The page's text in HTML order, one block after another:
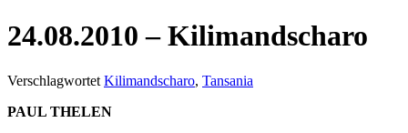
24.08.2010 – Kilimandscharo
Verschlagwortet Kilimandscharo, Tansania
PAUL THELEN